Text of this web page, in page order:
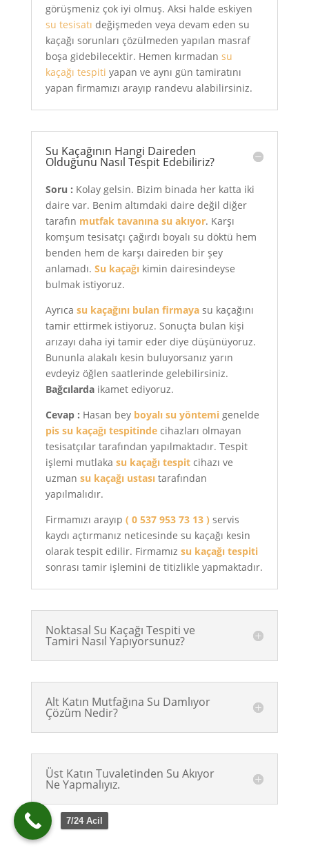
görüşmeniz çok iyi olmuş. Aksi halde eskiyen
su tesisatı değişmeden veya devam eden su
kaçağı sorunları çözülmeden yapılan masraf
boşa gidebilecektir. Hemen kırmadan su
kaçağı tespiti yapan ve aynı gün tamiratını
yapan firmamızı arayıp randevu alabilirsiniz.
Su Kaçağının Hangi Daireden
Olduğunu Nasıl Tespit Edebiliriz?
Soru : Kolay gelsin. Bizim binada her katta iki
daire var. Benim altımdaki daire değil diğer
tarafın mutfak tavanına su akıyor. Karşı
komşum tesisatçı çağırdı boyalı su döktü hem
benden hem de karşı daireden bir şey
anlamadı. Su kaçağıkimin dairesindeyse
bulmak istiyoruz.
Ayrıca su kaçağını bulan firmayasu kaçağını
tamir ettirmek istiyoruz. Sonuçta bulan kişi
arızayı daha iyi tamir eder diye düşünüyoruz.
Bununla alakalı kesin buluyorsanız yarın
evdeyiz öğlen saatlerinde gelebilirsiniz.
Bağcılardaikamet ediyoruz.
Cevap : Hasan bey boyalı su yöntemigenelde
pis su kaçağı tespitindecihazları olmayan
tesisatçılar tarafından yapılmaktadır. Tespit
işlemi mutlaka su kaçağı tespit cihazı ve
uzman su kaçağı ustasıtarafından
yapılmalıdır.
Firmamızı arayıp ( 0 537 953 73 13 )servis
kaydı açtırmanız neticesinde su kaçağı kesin
olarak tespit edilir. Firmamız su kaçağı tespiti
sonrası tamir işlemini de titizlikle yapmaktadır.
Noktasal Su Kaçağı Tespiti ve
Tamiri Nasıl Yapıyorsunuz?
Alt Katın Mutfağına Su Damlıyor
Çözüm Nedir?
Üst Katın Tuvaletinden Su Akıyor
Ne Yapmalıyız.
7/24 Acil